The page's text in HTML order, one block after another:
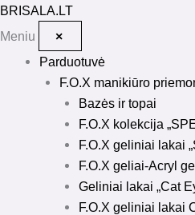
BRISALA.LT
Meniu
×
Parduotuvė
F.O.X manikiūro
Bazės ir topai
F.O.X kolekcija
F.O.X geliniai lakai
F.O.X geliai-Acryl
Geliniai lakai „Cat
F.O.X geliniai lakai
Pereiti
prie